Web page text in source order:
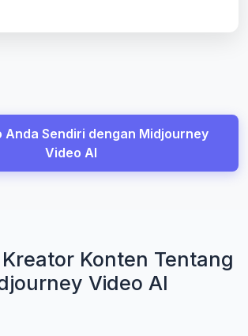
Anda Sendiri dengan Midjourney
Video AI
Konten Tentang
Video AI